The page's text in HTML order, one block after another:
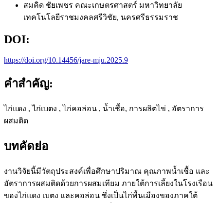
สมคิด ชัยเพชร คณะเกษตรศาสตร์ มหาวิทยาลัย
เทคโนโลยีราชมงคลศรีวิชัย, นครศรีธรรมราช
DOI:
https://doi.org/10.14456/jare-mju.2025.9
คำสำคัญ:
ไก่แดง , ไก่เบตง , ไก่คอล่อน , น้ำเชื้อ, การผลิตไข่ , อัตราการ
ผสมติด
บทคัดย่อ
งานวิจัยนี้มีวัตถุประสงค์เพื่อศึกษาปริมาณ คุณภาพน้ำเชื้อ และ
อัตราการผสมติดด้วยการผสมเทียม ภายใต้การเลี้ยงในโรงเรือน
ของไก่แดง เบตง และคอล่อน ซึ่งเป็นไก่พื้นเมืองของภาคใต้